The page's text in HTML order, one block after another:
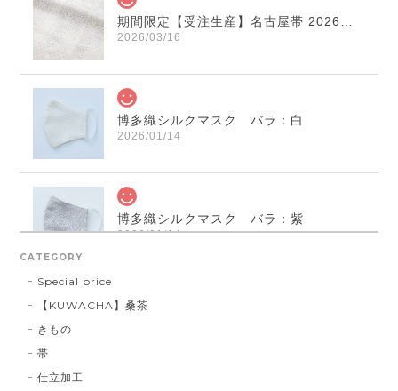
期間限定【受注生産】名古屋帯 2026年干支献上 「午」変わり献上 市松：白×薄鼠
2026/03/16
博多織シルクマスク バラ：白
2026/01/14
博多織シルクマスク バラ：紫
2026/01/14
CATEGORY
Special price
【KUWACHA】桑茶
きもの
帯
仕立加工